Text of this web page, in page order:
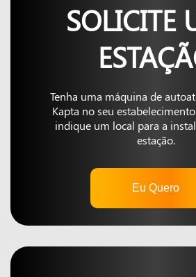
SOLICITE
Tenha uma máquina de
Kapta no seu
indique um local para a
estação.
Eu Quero